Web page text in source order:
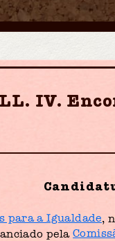
IV.
para a Igualdade,
pela